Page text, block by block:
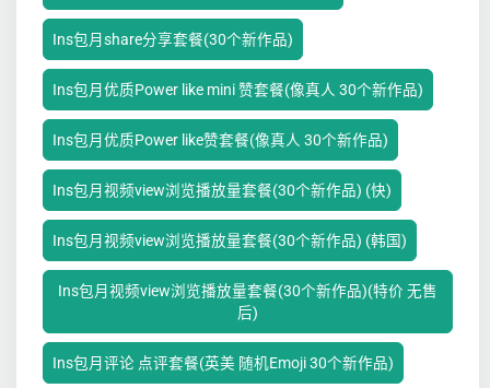
Ins包月share分享套餐(30个新作品)
Ins包月优质Power like mini 赞套餐(像真人 30个新作品)
Ins包月优质Power like赞套餐(像真人 30个新作品)
Ins包月视频view浏览播放量套餐(30个新作品) (快)
Ins包月视频view浏览播放量套餐(30个新作品) (韩国)
Ins包月视频view浏览播放量套餐(30个新作品)(特价 无售
后)
Ins包月评论 点评套餐(英美 随机Emoji 30个新作品)